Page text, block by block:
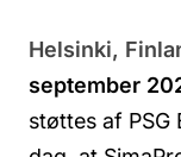
Helsinki,
september
støttes af